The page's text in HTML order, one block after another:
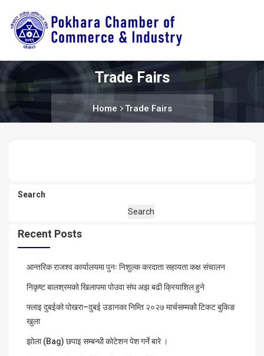
Trade Fairs
Home Trade Fairs
Search
Search
Recent Posts
आन्तरिक राजश्व कार्यालयमा पुनः निशुल्क करदाता सहायता कक्ष संचालन
निकृष्ट बालश्रमको खिलापमा पोउवा संघ अझ बढी क्रियाशिल हुने
फ्लाइ दुबईको पोखरा–दुबई उडानका निम्ति २०२७ मार्चसम्मकोे टिकट बुकिङ
खुला
झोला (Bag) छपाइ सम्बन्धी कोटेशन पेश गर्ने बारे ।